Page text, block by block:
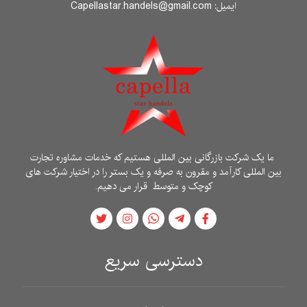
ایمیل: Capellastar.handels@gmail.com
ما یک شرکت بازرگانی بین المللی هستیم که خدمات مشاوره تجارت
بین المللی کارآمد و مقرون به صرفه و یک بستر را در اختیار شرکت های
کوچک و متوسط ​​قرار می دهیم.
دسترسی سریع